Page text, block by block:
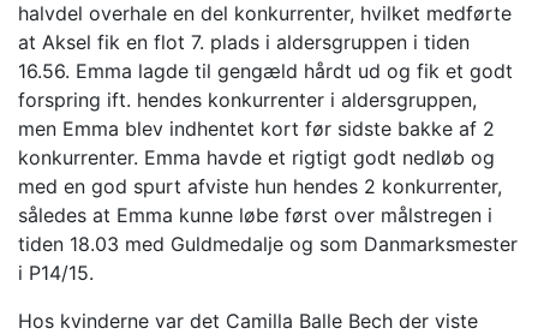
halvdel overhale en del konkurrenter, hvilket medførte
at Aksel fik en flot 7. plads i aldersgruppen i tiden
16.56. Emma lagde til gengæld hårdt ud og fik et godt
forspring ift. hendes konkurrenter i aldersgruppen,
men Emma blev indhentet kort før sidste bakke af 2
konkurrenter. Emma havde et rigtigt godt nedløb og
med en god spurt afviste hun hendes 2 konkurrenter,
således at Emma kunne løbe først over målstregen i
tiden 18.03 med Guldmedalje og som Danmarksmester
i P14/15.
Hos kvinderne var det Camilla Balle Bech der viste